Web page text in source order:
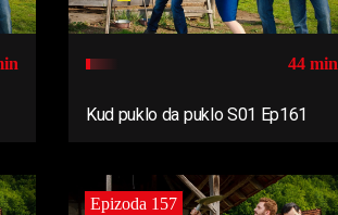
44 min
Kud puklo da puklo S01 Ep161
Epizoda 157